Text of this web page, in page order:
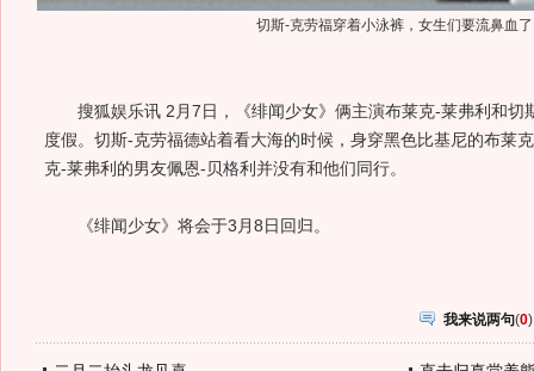
切斯-克劳福穿着小泳裤，女生们要流鼻血了
搜狐娱乐讯 2月7日，《绯闻少女》俩主演布莱克-莱弗利和切
度假。切斯-克劳福德站着看大海的时候，身穿黑色比基尼的布莱
克-莱弗利的男友佩恩-贝格利并没有和他们同行。
《绯闻少女》将会于3月8日回归。
我来说两句(0)